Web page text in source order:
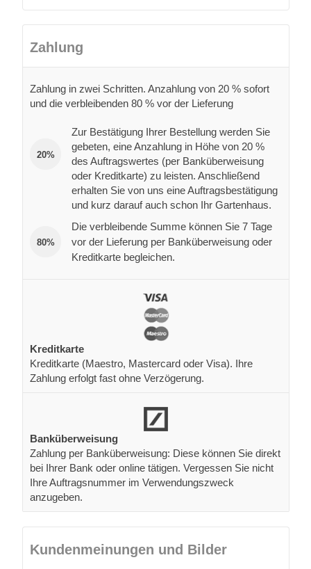
Zahlung
Zahlung in zwei Schritten. Anzahlung von 20 % sofort
und die verbleibenden 80 % vor der Lieferung
20%
Zur Bestätigung Ihrer Bestellung werden Sie
gebeten, eine Anzahlung in Höhe von 20 %
des Auftragswertes (per Banküberweisung
oder Kreditkarte) zu leisten. Anschließend
erhalten Sie von uns eine Auftragsbestätigung
und kurz darauf auch schon Ihr Gartenhaus.
80%
Die verbleibende Summe können Sie 7 Tage
vor der Lieferung per Banküberweisung oder
Kreditkarte begleichen.
Kreditkarte
Kreditkarte (Maestro, Mastercard oder Visa). Ihre
Zahlung erfolgt fast ohne Verzögerung.
Banküberweisung
Zahlung per Banküberweisung: Diese können Sie direkt
bei Ihrer Bank oder online tätigen. Vergessen Sie nicht
Ihre Auftragsnummer im Verwendungszweck
anzugeben.
Kundenmeinungen und Bilder